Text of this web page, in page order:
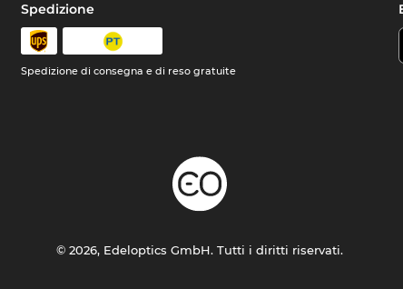
Spedizione
Spedizione di consegna e di reso gratuite
© 2026, Edeloptics GmbH. Tutti i diritti riservati.